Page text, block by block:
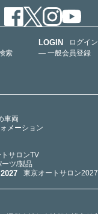
索
LOGIN
ログイン
— 一般会員登録
車両
メーション
トサロンTV
ーツ/製品
東京オートサロン2027